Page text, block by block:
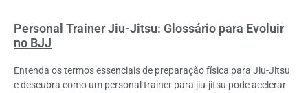
Personal Trainer Jiu-Jitsu: Glossário para Evoluir
no BJJ
Entenda os termos essenciais de preparação física para Jiu-Jitsu
e descubra como um personal trainer para jiu-jitsu pode acelerar